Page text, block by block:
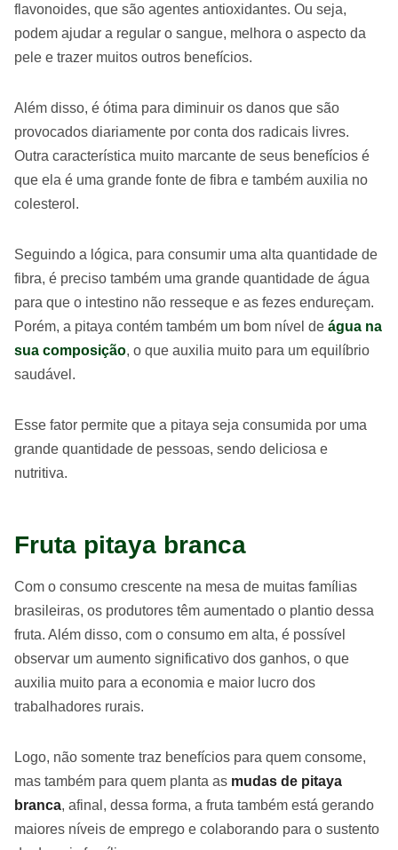
flavonoides, que são agentes antioxidantes. Ou seja,
podem ajudar a regular o sangue, melhora o aspecto da
pele e trazer muitos outros benefícios.
Além disso, é ótima para diminuir os danos que são
provocados diariamente por conta dos radicais livres.
Outra característica muito marcante de seus benefícios é
que ela é uma grande fonte de fibra e também auxilia no
colesterol.
Seguindo a lógica, para consumir uma alta quantidade de
fibra, é preciso também uma grande quantidade de água
para que o intestino não resseque e as fezes endureçam.
Porém, a pitaya contém também um bom nível de água na
sua composição, o que auxilia muito para um equilíbrio
saudável.
Esse fator permite que a pitaya seja consumida por uma
grande quantidade de pessoas, sendo deliciosa e
nutritiva.
Fruta pitaya branca
Com o consumo crescente na mesa de muitas famílias
brasileiras, os produtores têm aumentado o plantio dessa
fruta. Além disso, com o consumo em alta, é possível
observar um aumento significativo dos ganhos, o que
auxilia muito para a economia e maior lucro dos
trabalhadores rurais.
Logo, não somente traz benefícios para quem consome,
mas também para quem planta as mudas de pitaya
branca, afinal, dessa forma, a fruta também está gerando
maiores níveis de emprego e colaborando para o sustento